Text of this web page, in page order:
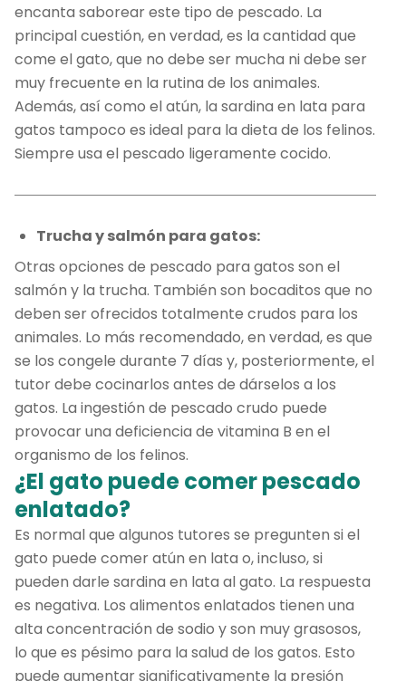
encanta saborear este tipo de pescado. La
principal cuestión, en verdad, es la cantidad que
come el gato, que no debe ser mucha ni debe ser
muy frecuente en la rutina de los animales.
Además, así como el atún, la sardina en lata para
gatos tampoco es ideal para la dieta de los felinos.
Siempre usa el pescado ligeramente cocido.
Trucha y salmón para gatos:
Otras opciones de pescado para gatos son el
salmón y la trucha. También son bocaditos que no
deben ser ofrecidos totalmente crudos para los
animales. Lo más recomendado, en verdad, es que
se los congele durante 7 días y, posteriormente, el
tutor debe cocinarlos antes de dárselos a los
gatos. La ingestión de pescado crudo puede
provocar una deficiencia de vitamina B en el
organismo de los felinos.
¿El gato puede comer pescado
enlatado?
Es normal que algunos tutores se pregunten si el
gato puede comer atún en lata o, incluso, si
pueden darle sardina en lata al gato. La respuesta
es negativa. Los alimentos enlatados tienen una
alta concentración de sodio y son muy grasosos,
lo que es pésimo para la salud de los gatos. Esto
puede aumentar significativamente la presión